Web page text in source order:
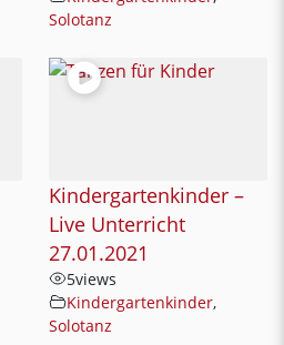
Solotanz
Kindergartenkinder –
Live Unterricht
27.01.2021
5views
Kindergartenkinder,
Solotanz